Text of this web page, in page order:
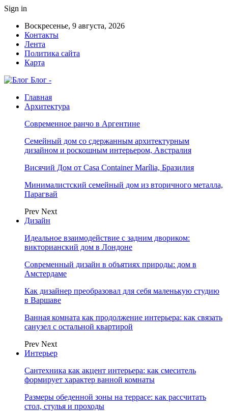
Sign in
Воскресенье, 9 августа, 2026
Контакты
Лента
Политика сайта
Карта
Блог -
Главная
Архитектура
Современное ранчо в Аргентине
Семейный дом со сдержанным архитектурным
дизайном и роскошным интерьером, Австралия
Висячий Дом от Casa Container Marília, Бразилия
Минималистский семейный дом из вторичного металла,
Парагвай
Prev Next
Дизайн
Идеальное взаимодействие с задним двориком:
викторианский дом в Лондоне
Современный дизайн в объятиях природы: дом в
Амстердаме
Как дизайнер преобразовал для себя маленькую студию
в Варшаве
Ванная комната как продолжение интерьера: как связать
санузел с остальной квартирой
Prev Next
Интерьер
Сантехника как акцент интерьера: как смеситель
формирует характер ванной комнаты
Размеры обеденной зоны на террасе: как рассчитать
стол, стулья и проходы